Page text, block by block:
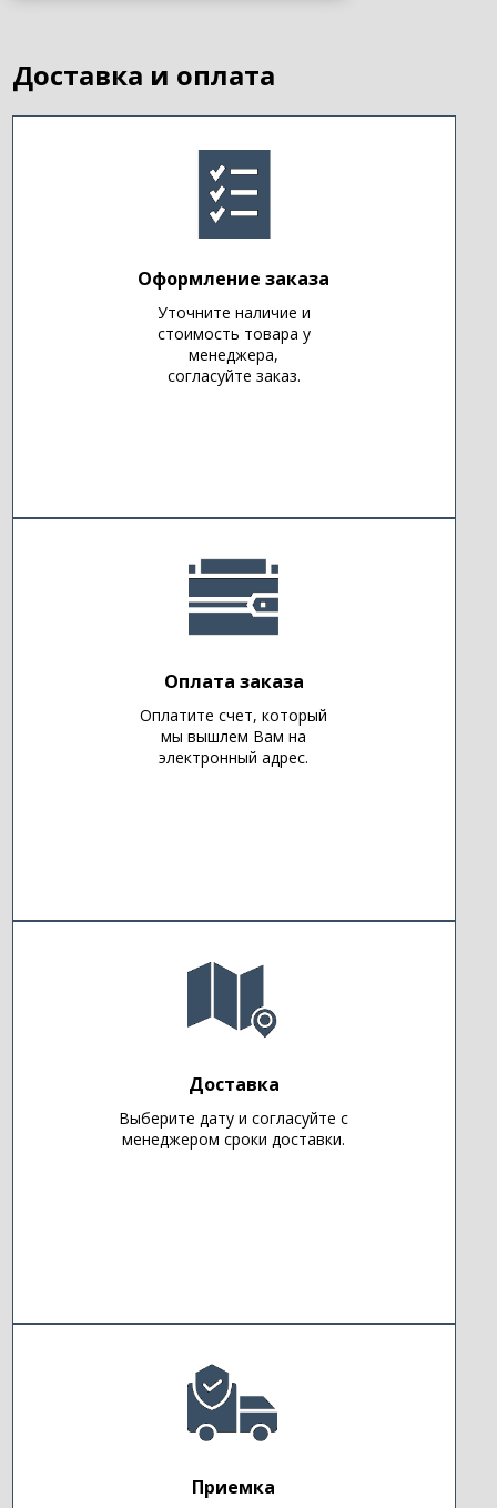
Доставка и оплата
Оформление заказа
Уточните наличие и
стоимость товара у
менеджера,
согласуйте заказ.
Оплата заказа
Оплатите счет, который
мы вышлем Вам на
электронный адрес.
Доставка
Выберите дату и согласуйте с
менеджером сроки доставки.
Приемка